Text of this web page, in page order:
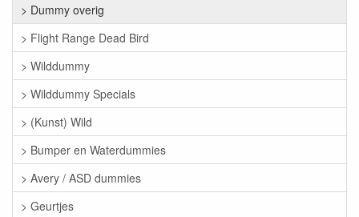
> Dummy overig
> Flight Range Dead Bird
> Wilddummy
> Wilddummy Specials
> (Kunst) Wild
> Bumper en Waterdummies
> Avery / ASD dummies
> Geurtjes